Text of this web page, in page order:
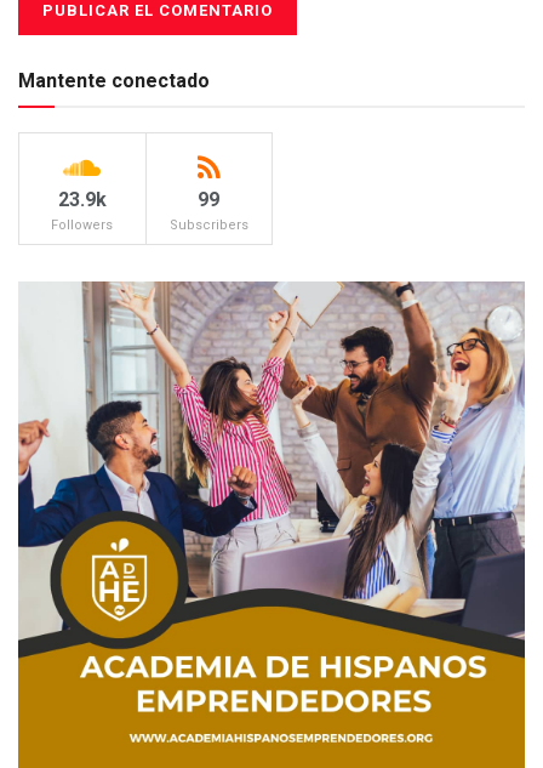
Mantente conectado
23.9k
Followers
99
Subscribers